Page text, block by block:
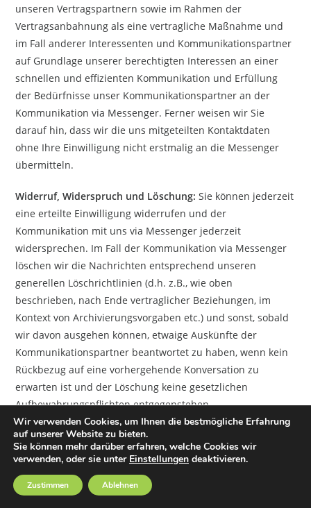
unseren Vertragspartnern sowie im Rahmen der
Vertragsanbahnung als eine vertragliche Maßnahme und
im Fall anderer Interessenten und Kommunikationspartner
auf Grundlage unserer berechtigten Interessen an einer
schnellen und effizienten Kommunikation und Erfüllung
der Bedürfnisse unser Kommunikationspartner an der
Kommunikation via Messenger. Ferner weisen wir Sie
darauf hin, dass wir die uns mitgeteilten Kontaktdaten
ohne Ihre Einwilligung nicht erstmalig an die Messenger
übermitteln.
Widerruf, Widerspruch und Löschung: Sie können jederzeit
eine erteilte Einwilligung widerrufen und der
Kommunikation mit uns via Messenger jederzeit
widersprechen. Im Fall der Kommunikation via Messenger
löschen wir die Nachrichten entsprechend unseren
generellen Löschrichtlinien (d.h. z.B., wie oben
beschrieben, nach Ende vertraglicher Beziehungen, im
Kontext von Archivierungsvorgaben etc.) und sonst, sobald
wir davon ausgehen können, etwaige Auskünfte der
Kommunikationspartner beantwortet zu haben, wenn kein
Rückbezug auf eine vorhergehende Konversation zu
erwarten ist und der Löschung keine gesetzlichen
Aufbewahrungspflichten entgegenstehen.
Vorbehalt des Verweises auf andere
Kommunikationswege: Zum Abschluss möchten wir darauf
vorbehalten, Anfragen über Messenger nicht zu
Wir verwenden Cookies, um Ihnen die bestmögliche Erfahrung
auf unserer Website zu bieten.
Sie können mehr darüber erfahren, welche Cookies wir
verwenden, oder sie unter Einstellungen deaktivieren.
Zustimmen Ablehnen